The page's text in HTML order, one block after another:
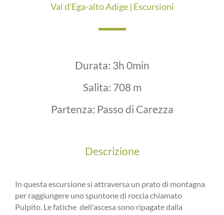
Val d'Ega-alto Adige | Escursioni
Durata: 3h 0min
Salita: 708 m
Partenza: Passo di Carezza
Descrizione
In questa escursione si attraversa un prato di montagna
per raggiungere uno spuntone di roccia chiamato
Pulpito. Le fatiche dell'ascesa sono ripagate dalla